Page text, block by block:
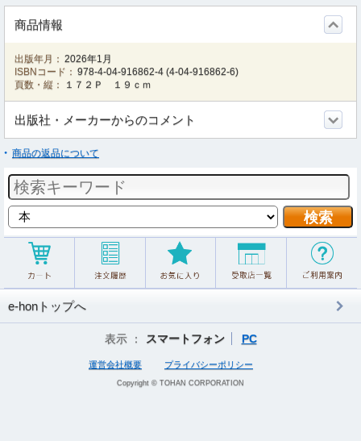
商品情報
出版年月： 2026年1月
ISBNコード： 978-4-04-916862-4 (4-04-916862-6)
頁数・縦：
１７２Ｐ １９ｃｍ
出版社・メーカーからのコメント
商品の返品について
e-honトップへ
表示 ： スマートフォン PC
運営会社概要 プライバシーポリシー
Copyright © TOHAN CORPORATION